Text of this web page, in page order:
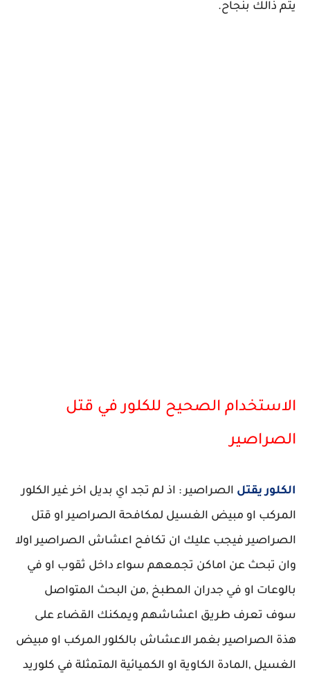
يتم ذالك بنجاح.
الاستخدام الصحيح للكلور في قتل
الصراصير
الكلور يقتل الصراصير : اذ لم تجد اي بديل اخر غير الكلور
المركب او مبيض الغسيل لمكافحة الصراصير او قتل
الصراصير فيجب عليك ان تكافح اعشاش الصراصير اولا
وان تبحث عن اماكن تجمعهم سواء داخل ثقوب او في
بالوعات او في جدران المطبخ ,من البحث المتواصل
سوف تعرف طريق اعشاشهم ويمكنك القضاء على
هذة الصراصير بغمر الاعشاش بالكلور المركب او مبيض
الغسيل ,المادة الكاوية او الكميائية المتمثلة في كلوريد